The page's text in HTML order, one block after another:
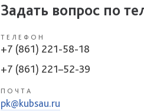
Задать вопрос по
ТЕЛЕФОН
+7 (861) 221-58-18
+7 (861) 221–52-39
ПОЧТА
pk@kubsau.ru